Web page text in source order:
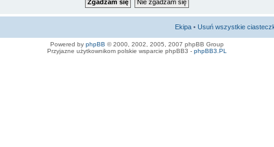
Ekipa • Usuń wszystkie
Powered by phpBB © 2000, 2002, 2005, 2007 phpBB Group
Przyjazne użytkownikom polskie wsparcie phpBB3 - phpBB3.PL